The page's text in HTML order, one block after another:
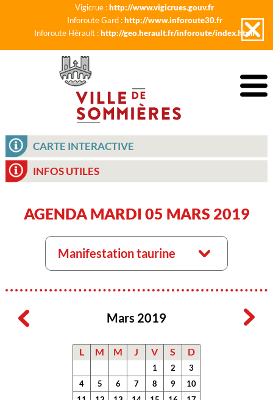
Vigicrue :http://www.vigicrues.gouv.fr
Inforoute Gard :http://www.inforoute30.fr
Inforoute Hérault :http://geo.herault.fr/inforoute/index.html
CARTE INTERACTIVE
INFOS UTILES
AGENDA MARDI 05 MARS 2019
Manifestation taurine
Mars 2019
L M M J V S D
1 2
3
4
5 6 7 8 9
10